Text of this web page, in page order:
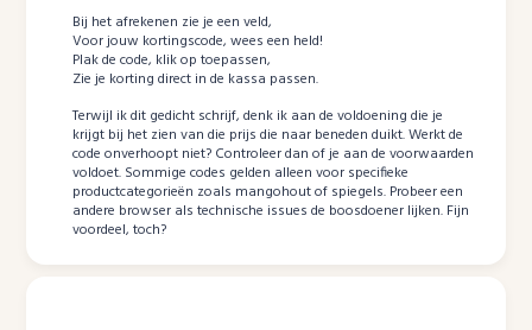
Bij het afrekenen zie je een veld,
Voor jouw kortingscode, wees een held!
Plak de code, klik op toepassen,
Zie je korting direct in de kassa passen.
Terwijl ik dit gedicht schrijf, denk ik aan de voldoening die je
krijgt bij het zien van die prijs die naar beneden duikt. Werkt de
code onverhoopt niet? Controleer dan of je aan de voorwaarden
voldoet. Sommige codes gelden alleen voor specifieke
productcategorieën zoals mangohout of spiegels. Probeer een
andere browser als technische issues de boosdoener lijken. Fijn
voordeel, toch?